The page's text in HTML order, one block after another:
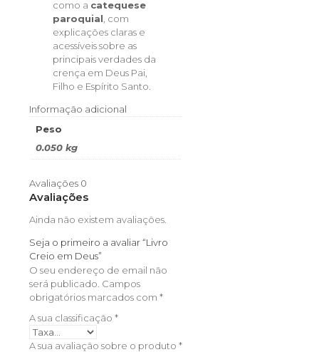
como a catequese
paroquial , com
explicações claras e
acessíveis sobre as
principais verdades da
crença em Deus Pai,
Filho e Espírito Santo.
Informação adicional
Peso
0.050 kg
Avaliações 0
Avaliações
Ainda não existem avaliações.
Seja o primeiro a avaliar “Livro
Creio em Deus”
O seu endereço de email não
será publicado. Campos
obrigatórios marcados com *
A sua classificação *
A sua avaliação sobre o produto *